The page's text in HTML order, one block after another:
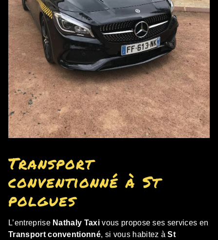
Transport
conventionné à St
polgues
L’entreprise Nathaly Taxi vous propose ses services en
Transport conventionné, si vous habitez àSt